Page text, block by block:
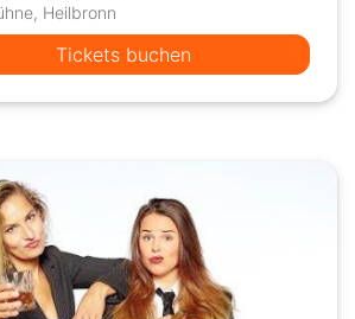
Heilbronn
Tickets buchen